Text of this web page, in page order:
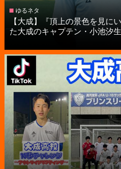
ゆるネタ
【大成】『頂上の景色を見に
た大成のキャプテン・小池汐